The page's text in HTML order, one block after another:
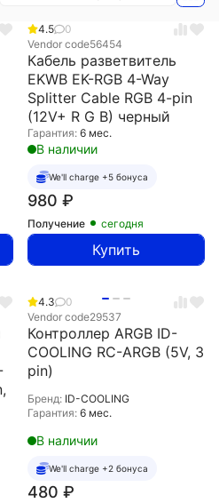
4.5
0
Vendor code56454
Кабель разветвитель
EKWB EK-RGB 4-Way
Splitter Cable RGB 4-pin
(12V+ R G B) черный
Гарантия: 6 мес.
В наличии
We'll charge +5 бонуса
980 ₽
Получение сегодня
Купить
4.3
0
Vendor code29537
Контроллер ARGB ID-
COOLING RC-ARGB (5V, 3
pin)
Бренд: ID-COOLING
Гарантия: 6 мес.
В наличии
We'll charge +2 бонуса
480 ₽